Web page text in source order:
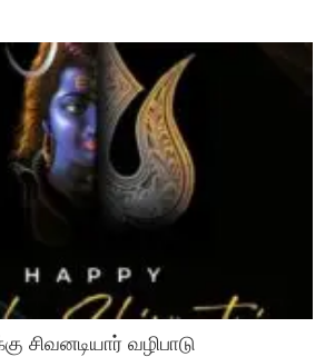
சிவனடியார் வழிபாடு